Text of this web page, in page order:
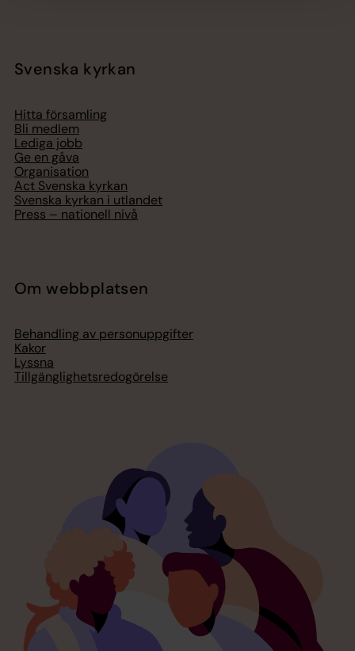
Svenska kyrkan
Hitta församling
Bli medlem
Lediga jobb
Ge en gåva
Organisation
Act Svenska kyrkan
Svenska kyrkan i utlandet
Press – nationell nivå
Om webbplatsen
Behandling av personuppgifter
Kakor
Lyssna
Tillgänglighetsredogörelse